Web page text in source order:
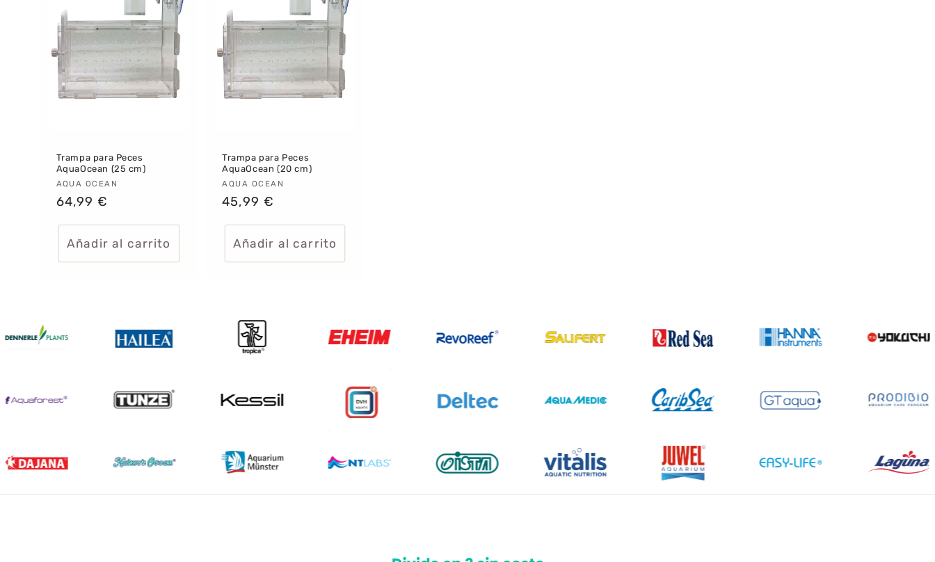
Trampa para Peces
AquaOcean (25 cm)
Proveedor:
AQUA OCEAN
Precio
64,99 €
Añadir al carrito
Trampa para Peces
AquaOcean (20 cm)
Proveedor:
AQUA OCEAN
Precio
45,99 €
Añadir al carrito